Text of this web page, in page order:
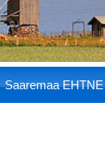
Saaremaa EHTNE